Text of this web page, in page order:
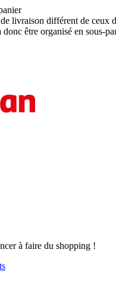
livraison différent de ceux
être organisé en sous-
à faire du shopping !